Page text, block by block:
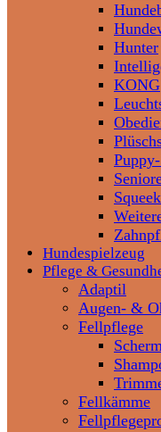
Hunter
KONG
Hundespielzeug
Pflege &
Adaptil
Augen- &
Fellpflege
Fellkämme